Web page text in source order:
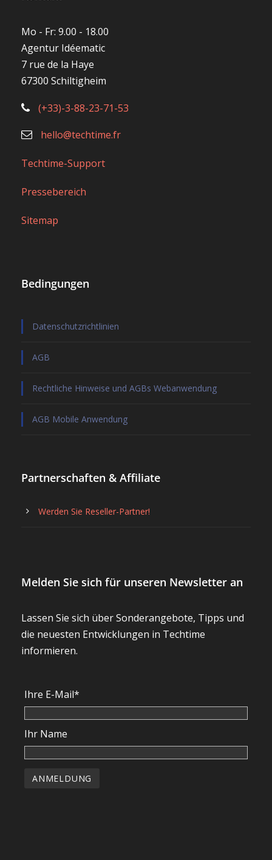
Mo - Fr: 9.00 - 18.00
Agentur Idéematic
7 rue de la Haye
67300 Schiltigheim
(+33)-3-88-23-71-53
hello@techtime.fr
Techtime-Support
Pressebereich
Sitemap
Bedingungen
Datenschutzrichtlinien
AGB
Rechtliche Hinweise und AGBs Webanwendung
AGB Mobile Anwendung
Partnerschaften & Affiliate
Werden Sie Reseller-Partner!
Melden Sie sich für unseren Newsletter an
Lassen Sie sich über Sonderangebote, Tipps und
die neuesten Entwicklungen in Techtime
informieren.
Ihre E-Mail*
Ihr Name